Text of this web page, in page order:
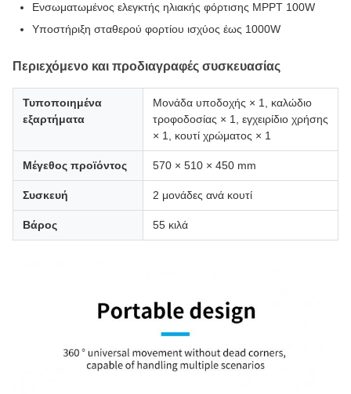
Ενσωματωμένος ελεγκτής ηλιακής φόρτισης MPPT 100W
Υποστήριξη σταθερού φορτίου ισχύος έως 1000W
Περιεχόμενο και προδιαγραφές συσκευασίας
Τυποποιημένα
εξαρτήματα
Μονάδα υποδοχής × 1, καλώδιο
τροφοδοσίας × 1, εγχειρίδιο χρήσης
× 1, κουτί χρώματος × 1
Μέγεθος προϊόντος 570 × 510 × 450 mm
Συσκευή 2 μονάδες ανά κουτί
Βάρος 55 κιλά